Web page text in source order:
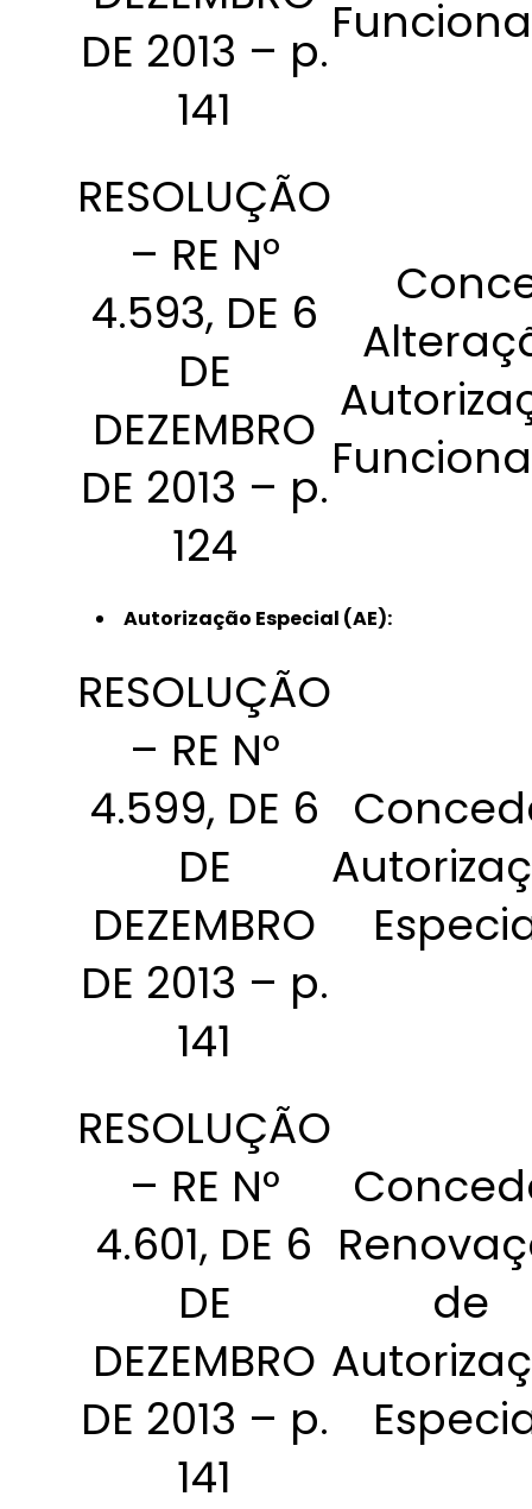
DE 2013 – p.
141
RESOLUÇÃO
– RE Nº
4.593, DE 6
DE
DEZEMBRO
DE 2013 – p.
124
Autorização Especial (AE):
RESOLUÇÃO
– RE N°
4.599, DE 6
DE
DEZEMBRO
DE 2013 – p.
141
RESOLUÇÃO
– RE N°
4.601, DE 6
DE
DEZEMBRO
DE 2013 – p.
141
de